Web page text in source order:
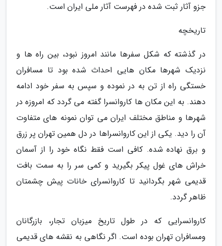
جزو آثار ثبت شده در فهرست آثار ملی ایران است.
تاریخچه
در گذشته که شکل سفرها مانند امروز نبود، بین راه ها و
نزدیک شهرها مکان هایی احداث شده بود تا مسافران
خستگی راه از تن به در نموده و سپس به سفر خود ادامه
دهند. به این مکان ها کاروانسرا گفته می گردد که امروزه در
شهرها و مناطق مختلف ایران می توان نمونه های متفاوت
آن را دید. یکی از این کاروانسراها در دل همین تهران پر زرق
و برق نهاده شده. کافی است فقط نگاه خود را از آسمان
خراش های غول پیکر بگیرید و کمی سر را به سمت بافت
قدیمی شهر بگردانید تا کاروانسرای خانات پیش چشمتان
ظاهر گردد.
کاروانسرایی که در طول تاریخ میزبان تجار، بازرگانان
ومسافران تهران بوده است. اگر نگاهی به نقشه های قدیمی